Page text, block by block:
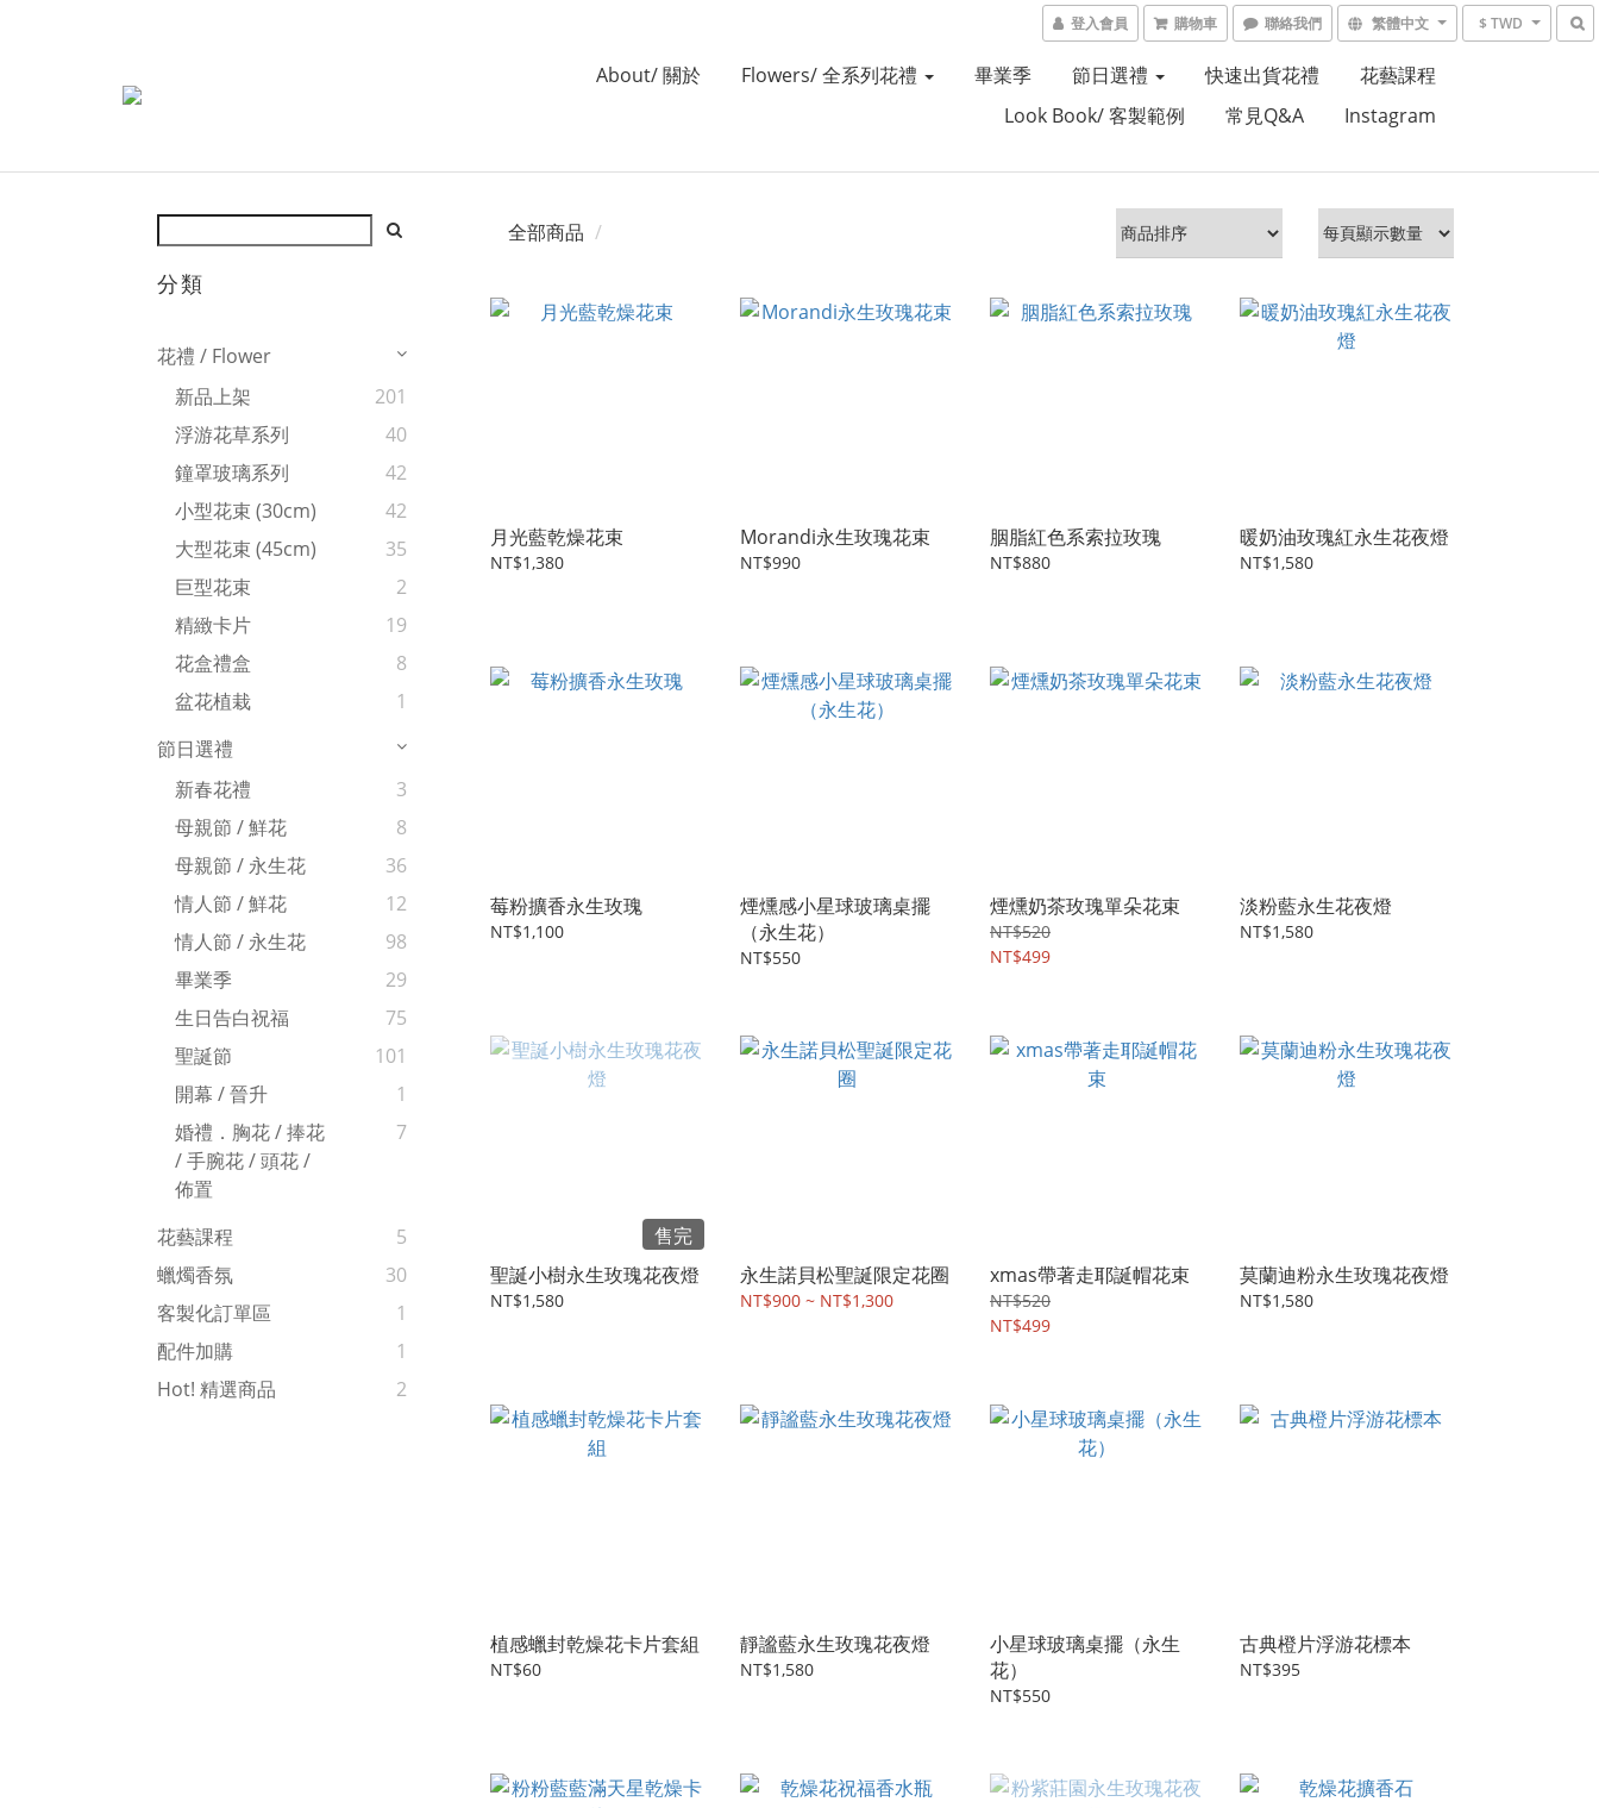
登入會員 購物車 聯絡我們 繁體中文 $ TWD
About/ 關於 Flowers/ 全系列花禮 畢業季 節日選禮 快速出貨花禮
花藝課程
Look Book/ 客製範例
常見Q&A Instagram
分類
花禮 / Flower
新品上架
201
浮游花草系列
40
鐘罩玻璃系列
42
小型花束 (30cm)
42
大型花束 (45cm)
35
巨型花束
2
精緻卡片
19
花盒禮盒
8
盆花植栽
1
節日選禮
新春花禮
3
母親節 / 鮮花
8
母親節 / 永生花
36
情人節 / 鮮花
12
情人節 / 永生花
98
畢業季
29
生日告白祝福
75
聖誕節
101
開幕 / 晉升
1
婚禮．胸花 / 捧花
/ 手腕花 / 頭花 /
佈置
7
花藝課程
5
蠟燭香氛
30
客製化訂單區
1
配件加購
1
Hot! 精選商品
2
全部商品
月光藍乾燥花束
NT$1,380
Morandi永生玫瑰花束
NT$990
胭脂紅色系索拉玫瑰
NT$880
暖奶油玫瑰紅永生花夜燈
NT$1,580
莓粉擴香永生玫瑰
NT$1,100
煙燻感小星球玻璃桌擺
（永生花）
NT$550
煙燻奶茶玫瑰單朵花束
NT$520
NT$499
淡粉藍永生花夜燈
NT$1,580
售完
聖誕小樹永生玫瑰花夜燈
NT$1,580
永生諾貝松聖誕限定花圈
NT$900 ~ NT$1,300
xmas帶著走耶誕帽花束
NT$520
NT$499
莫蘭迪粉永生玫瑰花夜燈
NT$1,580
植感蠟封乾燥花卡片套組
NT$60
靜謐藍永生玫瑰花夜燈
NT$1,580
小星球玻璃桌擺（永生
花）
NT$550
古典橙片浮游花標本
NT$395